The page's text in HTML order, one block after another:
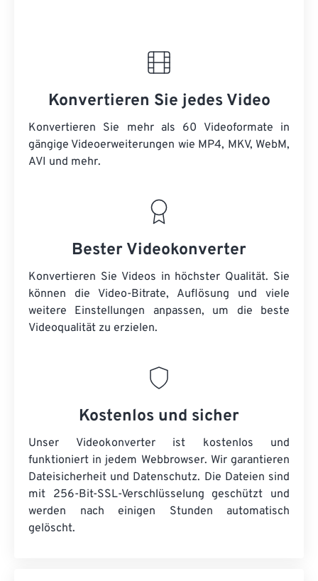
Konvertieren Sie jedes Video
Konvertieren Sie mehr als 60 Videoformate in
gängige Videoerweiterungen wie MP4, MKV, WebM,
AVI und mehr.
Bester Videokonverter
Konvertieren Sie Videos in höchster Qualität. Sie
können die Video-Bitrate, Auflösung und viele
weitere Einstellungen anpassen, um die beste
Videoqualität zu erzielen.
Kostenlos und sicher
Unser Videokonverter ist kostenlos und
funktioniert in jedem Webbrowser. Wir garantieren
Dateisicherheit und Datenschutz. Die Dateien sind
mit 256-Bit-SSL-Verschlüsselung geschützt und
werden nach einigen Stunden automatisch
gelöscht.